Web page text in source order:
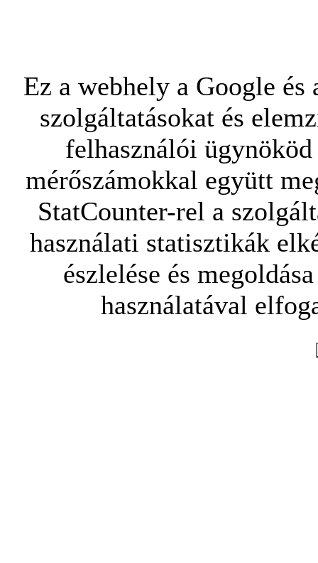
Ez a webhely a Google
szolgáltatásokat és
felhasználói
mérőszámokkal együtt
StatCounter-rel a
használati statisztikák
észlelése és
használatával